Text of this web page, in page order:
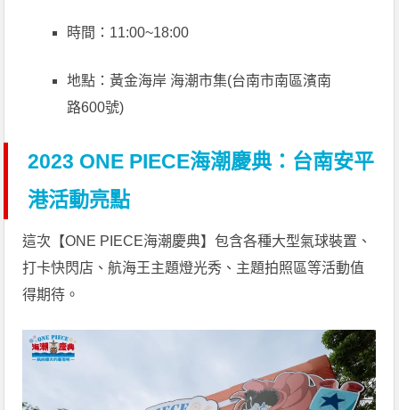
時間：11:00~18:00
地點：黃金海岸 海潮市集(台南市南區濱南
路600號)
2023 ONE PIECE海潮慶典：台南安平
港活動亮點
這次【ONE PIECE海潮慶典】包含各種大型氣球裝置、
打卡快閃店、航海王主題燈光秀、主題拍照區等活動值
得期待。